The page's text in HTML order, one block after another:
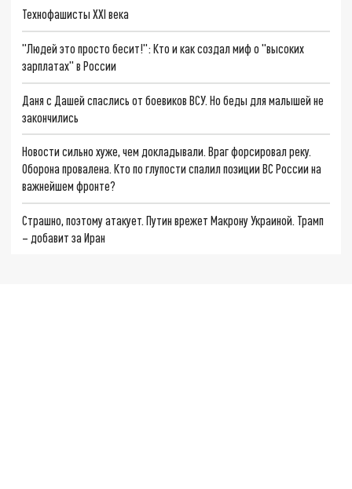
Технофашисты XXI века
"Людей это просто бесит!": Кто и как создал миф о "высоких
зарплатах" в России
Даня с Дашей спаслись от боевиков ВСУ. Но беды для малышей не
закончились
Новости сильно хуже, чем докладывали. Враг форсировал реку.
Оборона провалена. Кто по глупости спалил позиции ВС России на
важнейшем фронте?
Страшно, поэтому атакует. Путин врежет Макрону Украиной. Трамп
– добавит за Иран